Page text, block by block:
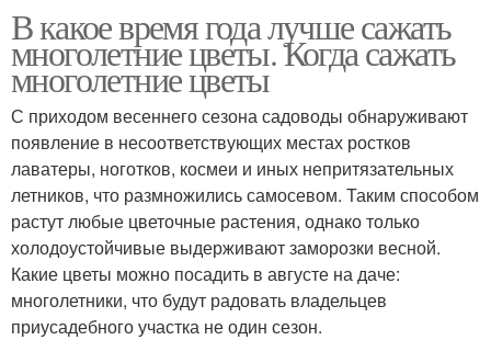
В какое время года лучше сажать
многолетние цветы. Когда сажать
многолетние цветы
С приходом весеннего сезона садоводы обнаруживают
появление в несоответствующих местах ростков
лаватеры, ноготков, космеи и иных непритязательных
летников, что размножились самосевом. Таким способом
растут любые цветочные растения, однако только
холодоустойчивые выдерживают заморозки весной.
Какие цветы можно посадить в августе на даче:
многолетники, что будут радовать владельцев
приусадебного участка не один сезон.